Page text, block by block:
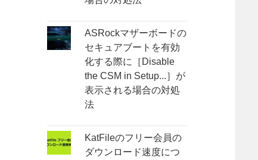
ASRockマザーボードの
セキュアブートを有効
化する際に［Disable
the CSM in Setup...］が
表示される場合の対処
法
KatFileのフリー会員の
ダウンロード速度につ